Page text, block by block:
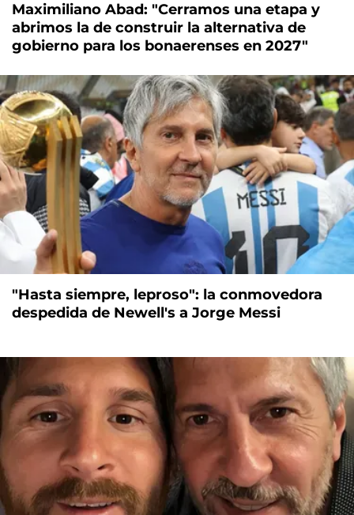
Maximiliano Abad: "Cerramos una etapa y
abrimos la de construir la alternativa de
gobierno para los bonaerenses en 2027"
"Hasta siempre, leproso": la conmovedora
despedida de Newell's a Jorge Messi